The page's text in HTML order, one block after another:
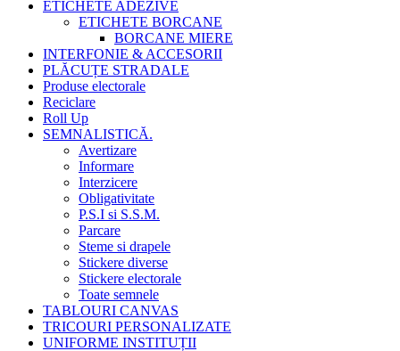
ETICHETE ADEZIVE
ETICHETE BORCANE
BORCANE MIERE
INTERFONIE & ACCESORII
PLĂCUȚE STRADALE
Produse electorale
Reciclare
Roll Up
SEMNALISTICĂ.
Avertizare
Informare
Interzicere
Obligativitate
P.S.I si S.S.M.
Parcare
Steme si drapele
Stickere diverse
Stickere electorale
Toate semnele
TABLOURI CANVAS
TRICOURI PERSONALIZATE
UNIFORME INSTITUȚII